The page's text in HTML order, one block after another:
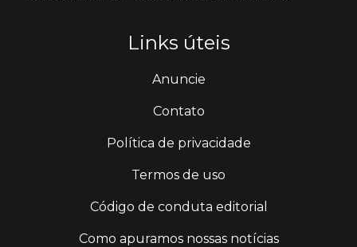
Links úteis
Anuncie
Contato
Política de privacidade
Termos de uso
Código de conduta editorial
Como apuramos nossas notícias